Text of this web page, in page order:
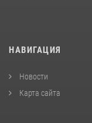
НАВИГАЦИЯ
Новости
Карта сайта